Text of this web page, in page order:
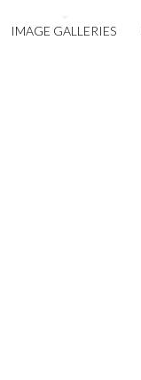
IMAGE GALLERIES